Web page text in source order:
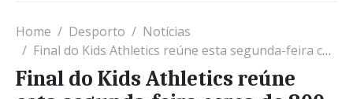
Home Desporto
Notícias
Final do Kids Athletics reúne esta segunda-feira cerca de 800 crianças no Estádio de Atletismo de Elvas
Final do Kids Athletics reúne